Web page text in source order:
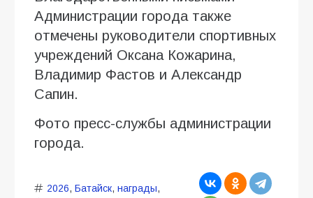
Администрации города также
отмечены руководители спортивных
учреждений Оксана Кожарина,
Владимир Фастов и Александр
Сапин.
Фото пресс-службы администрации
города.
2026, Батайск, награды,